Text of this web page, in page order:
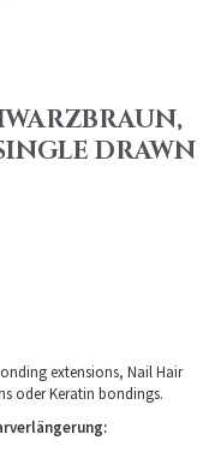
DRAWN
extensions, Nail Hair
oder Keratin bondings.